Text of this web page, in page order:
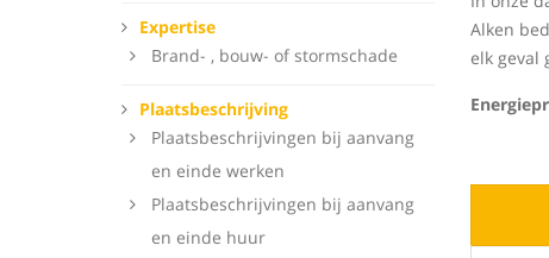
Expertise
Brand- , bouw- of stormschade
Plaatsbeschrijving
Plaatsbeschrijvingen bij aanvang
en einde werken
Plaatsbeschrijvingen bij aanvang
en einde huur
Alken
elk geval